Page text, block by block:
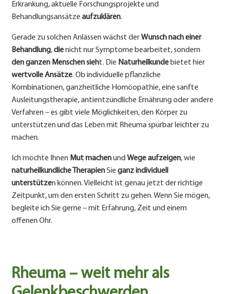
Erkrankung, aktuelle Forschungsprojekte und
Behandlungsansätze aufzuklären.
Gerade zu solchen Anlässen wächst derWunsch nach einer
Behandlung,dienicht nur Symptome bearbeitet, sondern
den ganzen Menschen sieht. Die Naturheilkunde bietet hier
wertvolle Ansätze. Ob individuelle pflanzliche
Kombinationen, ganzheitliche Homöopathie, eine sanfte
Ausleitungstherapie, antientzündliche Ernährung oder andere
Verfahren – es gibt viele Möglichkeiten, den Körper zu
unterstützen und das Leben mit Rheuma spürbar leichter zu
machen.
Ich möchte Ihnen Mut machenund Wege aufzeigen, wie
naturheilkundliche TherapienSie ganz individuell
unterstützen können. Vielleicht ist genau jetzt der richtige
Zeitpunkt, um den ersten Schritt zu gehen. Wenn Sie mögen,
begleite ich Sie gerne – mit Erfahrung, Zeit und einem
offenen Ohr.
Rheuma – weit mehr als